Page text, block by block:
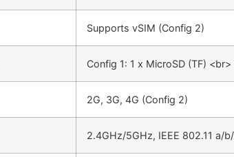
Supports vSIM (Config 2)
Config 1: 1 x MicroSD (TF)
2G, 3G, 4G (Config 2)
2.4GHz/5GHz, IEEE 802.11 a/